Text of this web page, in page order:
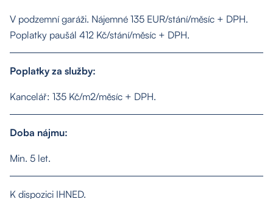
V podzemní garáži. Nájemné 135 EUR/stání/měsíc + DPH.
Poplatky paušál 412 Kč/stání/měsíc + DPH.
Poplatky za služby:
Kancelář: 135 Kč/m2/měsíc + DPH.
Doba nájmu:
Min. 5 let.
K dispozici IHNED.